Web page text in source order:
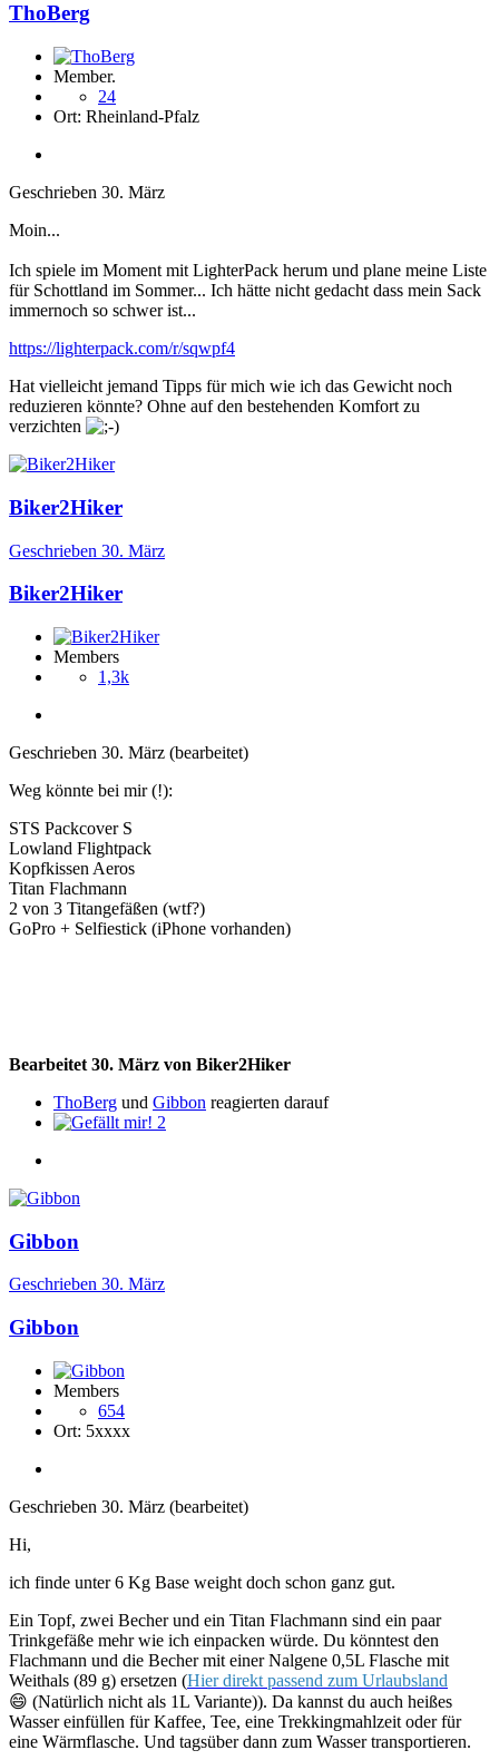
ThoBerg
Member.
24
Ort: Rheinland-Pfalz
Geschrieben 30. März
Moin...
Ich spiele im Moment mit LighterPack herum und plane meine Liste
für Schottland im Sommer... Ich hätte nicht gedacht dass mein Sack
immernoch so schwer ist...
https://lighterpack.com/r/sqwpf4
Hat vielleicht jemand Tipps für mich wie ich das Gewicht noch
reduzieren könnte? Ohne auf den bestehenden Komfort zu
verzichten
Biker2Hiker
Geschrieben 30. März
Biker2Hiker
Members
1,3k
Geschrieben 30. März (bearbeitet)
Weg könnte bei mir (!):
STS Packcover S
Lowland Flightpack
Kopfkissen Aeros
Titan Flachmann
2 von 3 Titangefäßen (wtf?)
GoPro + Selfiestick (iPhone vorhanden)
Bearbeitet 30. März von Biker2Hiker
ThoBerg und Gibbon reagierten darauf
2
Gibbon
Geschrieben 30. März
Gibbon
Members
654
Ort: 5xxxx
Geschrieben 30. März (bearbeitet)
Hi,
ich finde unter 6 Kg Base weight doch schon ganz gut.
Ein Topf, zwei Becher und ein Titan Flachmann sind ein paar
Trinkgefäße mehr wie ich einpacken würde. Du könntest den
Flachmann und die Becher mit einer Nalgene 0,5L Flasche mit
Weithals (89 g) ersetzen (Hier direkt passend zum Urlaubsland
😄 (Natürlich nicht als 1L Variante)). Da kannst du auch heißes
Wasser einfüllen für Kaffee, Tee, eine Trekkingmahlzeit oder für
eine Wärmflasche. Und tagsüber dann zum Wasser transportieren.